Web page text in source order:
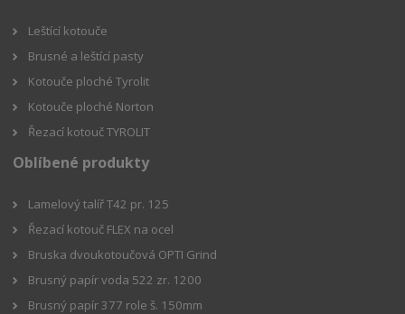
Leštící kotouče
Brusné a leštící pasty
Kotouče ploché Tyrolit
Kotouče ploché Norton
Řezací kotouč TYROLIT
Oblíbené produkty
Lamelový talíř T42 pr. 125
Řezací kotouč FLEX na ocel
Bruska dvoukotoučová OPTI Grind
Brusný papír voda 522 zr. 1200
Brusný papír 377 role š. 150mm